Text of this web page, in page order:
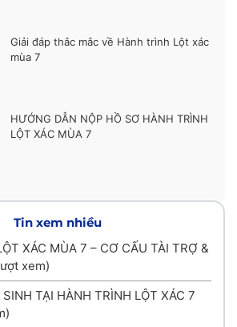
Giải đáp thắc mắc về Hành trình Lột xác
mùa 7
HƯỚNG DẪN NỘP HỒ SƠ HÀNH TRÌNH
LỘT XÁC MÙA 7
Tin xem nhiều
xem)
SINH TẠI HÀNH TRÌNH LỘT XÁC 7